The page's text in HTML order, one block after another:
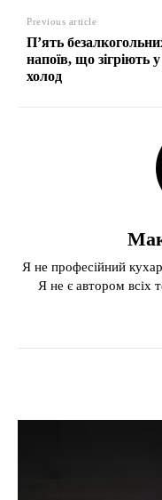
Previous article
П’ять
напоїв, що зігріють у
холод
Я не професійний
Я не є автором всіх